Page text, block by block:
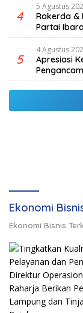
4
5 Agustus
Rakerda &
Partai
Hektar &
5
4 Agustus
Apresiasi
Damai
Ekonomi
Ekonomi Bisnis